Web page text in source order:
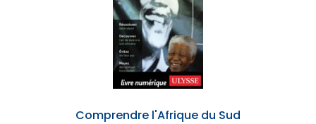
Comprendre l'Afrique du Sud